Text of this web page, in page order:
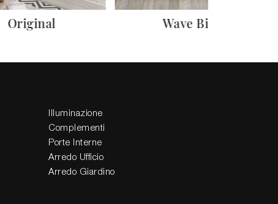
Original Wave Bio
Illuminazione
Complementi
Porte Interne
Arredo Ufficio
Arredo Giardino